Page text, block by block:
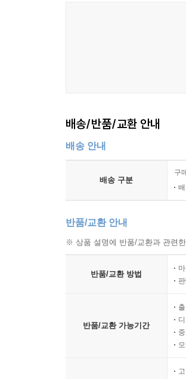
배송/반품/교환 안내
배송 안내
배송 구분
구
반품/교환 안내
※ 상품 설명에 반품/교환과 관련
반품/교환 방법
반품/교환 가능기간